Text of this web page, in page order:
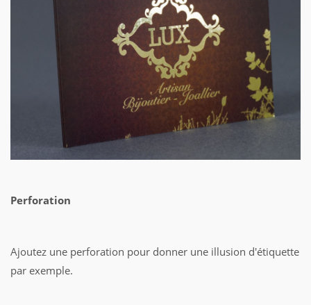
Perforation
Ajoutez une perforation pour donner une illusion d'étiquette
par exemple.